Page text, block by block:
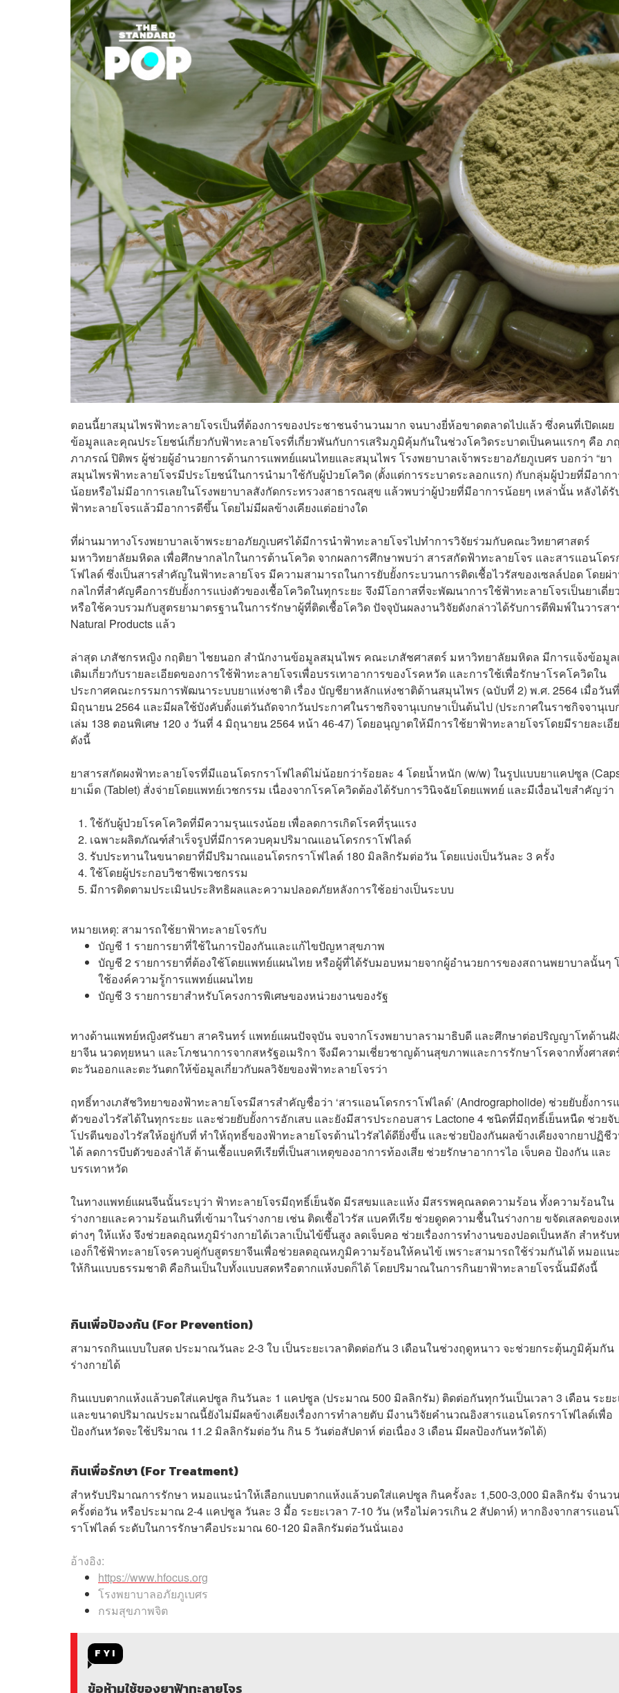
ตอนนี้ยาสมุนไพรฟ้าทะลายโจรเป็นที่ต้องการของประชาชนจำนวนมาก จนบางยี่ห้อขาดตลาดไปแล้ว ซึ่งคนที่เปิดเผย
ข้อมูลและคุณประโยชน์เกี่ยวกับฟ้าทะลายโจรที่เกี่ยวพันกับการเสริมภูมิคุ้มกันในช่วงโควิดระบาดเป็นคนแรกๆ คือ ภ
ภาภรณ์ ปิติพร ผู้ช่วยผู้อำนวยการด้านการแพทย์แผนไทยและสมุนไพร โรงพยาบาลเจ้าพระยาอภัยภูเบศร บอกว่า “ยา
สมุนไพรฟ้าทะลายโจรมีประโยชน์ในการนำมาใช้กับผู้ป่วยโควิด (ตั้งแต่การระบาดระลอกแรก) กับกลุ่มผู้ป่วยที่มีอาก
น้อยหรือไม่มีอาการเลยในโรงพยาบาลสังกัดกระทรวงสาธารณสุข แล้วพบว่าผู้ป่วยที่มีอาการน้อยๆ เหล่านั้น หลังได้รั
ฟ้าทะลายโจรแล้วมีอาการดีขึ้น โดยไม่มีผลข้างเคียงแต่อย่างใด
ที่ผ่านมาทางโรงพยาบาลเจ้าพระยาอภัยภูเบศรได้มีการนำฟ้าทะลายโจรไปทำการวิจัยร่วมกับคณะวิทยาศาสตร์
มหาวิทยาลัยมหิดล เพื่อศึกษากลไกในการต้านโควิด จากผลการศึกษาพบว่า สารสกัดฟ้าทะลายโจร และสารแอนโดร
โฟไลด์ ซึ่งเป็นสารสำคัญในฟ้าทะลายโจร มีความสามารถในการยับยั้งกระบวนการติดเชื้อไวรัสของเซลล์ปอด โดยผ่
กลไกที่สำคัญคือการยับยั้งการแบ่งตัวของเชื้อโควิดในทุกระยะ จึงมีโอกาสที่จะพัฒนาการใช้ฟ้าทะลายโจรเป็นยาเดี่ย
หรือใช้ควบรวมกับสูตรยามาตรฐานในการรักษาผู้ที่ติดเชื้อโควิด ปัจจุบันผลงานวิจัยดังกล่าวได้รับการตีพิมพ์ในวารสา
Natural Products แล้ว
ล่าสุด เภสัชกรหญิง กฤติยา ไชยนอก สำนักงานข้อมูลสมุนไพร คณะเภสัชศาสตร์ มหาวิทยาลัยมหิดล มีการแจ้งข้อมูล
เติมเกี่ยวกับรายละเอียดของการใช้ฟ้าทะลายโจรเพื่อบรรเทาอาการของโรคหวัด และการใช้เพื่อรักษาโรคโควิดใน
ประกาศคณะกรรมการพัฒนาระบบยาแห่งชาติ เรื่อง บัญชียาหลักแห่งชาติด้านสมุนไพร (ฉบับที่ 2) พ.ศ. 2564 เมื่อวัน
มิถุนายน 2564 และมีผลใช้บังคับตั้งแต่วันถัดจากวันประกาศในราชกิจจานุเบกษาเป็นต้นไป (ประกาศในราชกิจจานุเบ
เล่ม 138 ตอนพิเศษ 120 ง วันที่ 4 มิถุนายน 2564 หน้า 46-47) โดยอนุญาตให้มีการใช้ยาฟ้าทะลายโจรโดยมีรายละเอี
ดังนี้
ยาสารสกัดผงฟ้าทะลายโจรที่มีแอนโดรกราโฟไลด์ไม่น้อยกว่าร้อยละ 4 โดยน้ำหนัก (w/w) ในรูปแบบยาแคปซูล
ยาเม็ด (Tablet) สั่งจ่ายโดยแพทย์เวชกรรม เนื่องจากโรคโควิดต้องได้รับการวินิจฉัยโดยแพทย์ และมีเงื่อนไขสำคัญว่า
ใช้กับผู้ป่วยโรคโควิดที่มีความรุนแรงน้อย เพื่อลดการเกิดโรคที่รุนแรง
เฉพาะผลิตภัณฑ์สำเร็จรูปที่มีการควบคุมปริมาณแอนโดรกราโฟไลด์
รับประทานในขนาดยาที่มีปริมาณแอนโดรกราโฟไลด์ 180 มิลลิกรัมต่อวัน โดยแบ่งเป็นวันละ 3 ครั้ง
ใช้โดยผู้ประกอบวิชาชีพเวชกรรม
มีการติดตามประเมินประสิทธิผลและความปลอดภัยหลังการใช้อย่างเป็นระบบ
หมายเหตุ: สามารถใช้ยาฟ้าทะลายโจรกับ
บัญชี 1 รายการยาที่ใช้ในการป้องกันและแก้ไขปัญหาสุขภาพ
บัญชี 2 รายการยาที่ต้องใช้โดยแพทย์แผนไทย หรือผู้ที่ได้รับมอบหมายจากผู้อำนวยการของสถานพยาบาลนั้นๆ
ใช้องค์ความรู้การแพทย์แผนไทย
บัญชี 3 รายการยาสำหรับโครงการพิเศษของหน่วยงานของรัฐ
ทางด้านแพทย์หญิงศรันยา สาครินทร์ แพทย์แผนปัจจุบัน จบจากโรงพยาบาลรามาธิบดี และศึกษาต่อปริญญาโทด้านฝั
ยาจีน นวดทุยหนา และโภชนาการจากสหรัฐอเมริกา จึงมีความเชี่ยวชาญด้านสุขภาพและการรักษาโรคจากทั้งศาสต
ตะวันออกและตะวันตกให้ข้อมูลเกี่ยวกับผลวิจัยของฟ้าทะลายโจรว่า
ฤทธิ์ทางเภสัชวิทยาของฟ้าทะลายโจรมีสารสำคัญชื่อว่า ‘สารแอนโดรกราโฟไลด์’ (Andrographolide) ช่วยยับยั้งการ
ตัวของไวรัสได้ในทุกระยะ และช่วยยับยั้งการอักเสบ และยังมีสารประกอบสาร Lactone 4 ชนิดที่มีฤทธิ์เย็นหนืด ช่วยจั
โปรตีนของไวรัสให้อยู่กับที่ ทำให้ฤทธิ์ของฟ้าทะลายโจรต้านไวรัสได้ดียิ่งขึ้น และช่วยป้องกันผลข้างเคียงจากยาปฏิชี
ได้ ลดการบีบตัวของลำไส้ ต้านเชื้อแบคทีเรียที่เป็นสาเหตุของอาการท้องเสีย ช่วยรักษาอาการไอ เจ็บคอ ป้องกัน และ
บรรเทาหวัด
ในทางแพทย์แผนจีนนั้นระบุว่า ฟ้าทะลายโจรมีฤทธิ์เย็นจัด มีรสขมและแห้ง มีสรรพคุณลดความร้อน ทั้งความร้อนใน
ร่างกายและความร้อนเกินที่เข้ามาในร่างกาย เช่น ติดเชื้อไวรัส แบคทีเรีย ช่วยดูดความชื้นในร่างกาย ขจัดเสลดของเ
ต่างๆ ให้แห้ง จึงช่วยลดอุณหภูมิร่างกายได้เวลาเป็นไข้ขึ้นสูง ลดเจ็บคอ ช่วยเรื่องการทำงานของปอดเป็นหลัก สำหรับ
เองก็ใช้ฟ้าทะลายโจรควบคู่กับสูตรยาจีนเพื่อช่วยลดอุณหภูมิความร้อนให้คนไข้ เพราะสามารถใช้ร่วมกันได้ หมอแน
ให้กินแบบธรรมชาติ คือกินเป็นใบทั้งแบบสดหรือตากแห้งบดก็ได้ โดยปริมาณในการกินยาฟ้าทะลายโจรนั้นมีดังนี้
กินเพื่อป้องกัน (For Prevention)
สามารถกินแบบใบสด ประมาณวันละ 2-3 ใบ เป็นระยะเวลาติดต่อกัน 3 เดือนในช่วงฤดูหนาว จะช่วยกระตุ้นภูมิคุ้มกัน
ร่างกายได้
กินแบบตากแห้งแล้วบดใส่แคปซูล กินวันละ 1 แคปซูล (ประมาณ 500 มิลลิกรัม) ติดต่อกันทุกวันเป็นเวลา 3 เดือน ระยะ
และขนาดปริมาณประมาณนี้ยังไม่มีผลข้างเคียงเรื่องการทำลายตับ มีงานวิจัยคำนวณอิงสารแอนโดรกราโฟไลด์เพื่อ
ป้องกันหวัดจะใช้ปริมาณ 11.2 มิลลิกรัมต่อวัน กิน 5 วันต่อสัปดาห์ ต่อเนื่อง 3 เดือน มีผลป้องกันหวัดได้)
กินเพื่อรักษา (For Treatment)
สำหรับปริมาณการรักษา หมอแนะนำให้เลือกแบบตากแห้งแล้วบดใส่แคปซูล กินครั้งละ 1,500-3,000 มิลลิกรัม จำนว
ครั้งต่อวัน หรือประมาณ 2-4 แคปซูล วันละ 3 มื้อ ระยะเวลา 7-10 วัน (หรือไม่ควรเกิน 2 สัปดาห์) หากอิงจากสารแอน
ราโฟไลด์ ระดับในการรักษาคือประมาณ 60-120 มิลลิกรัมต่อวันนั่นเอง
อ้างอิง:
https://www.hfocus.org
โรงพยาบาลอภัยภูเบศร
กรมสุขภาพจิต
FYI
ข้อห้ามใช้ของยาฟ้าทะลายโจร